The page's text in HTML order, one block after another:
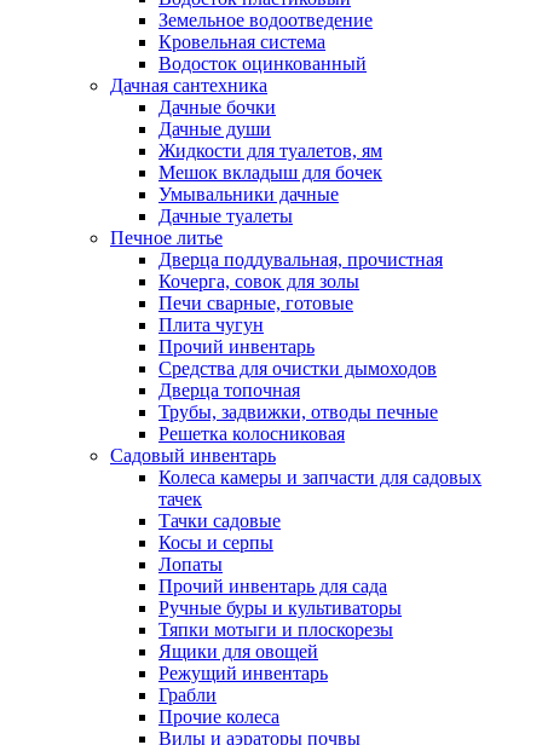
Земельное водоотведение
Кровельная система
Водосток оцинкованный
Дачная сантехника
Дачные бочки
Дачные души
Жидкости для туалетов, ям
Мешок вкладыш для бочек
Умывальники дачные
Дачные туалеты
Печное литье
Дверца поддувальная, прочистная
Кочерга, совок для золы
Печи сварные, готовые
Плита чугун
Прочий инвентарь
Средства для очистки дымоходов
Дверца топочная
Трубы, задвижки, отводы печные
Решетка колосниковая
Садовый инвентарь
Колеса камеры и запчасти для садовых
тачек
Тачки садовые
Косы и серпы
Лопаты
Прочий инвентарь для сада
Ручные буры и культиваторы
Тяпки мотыги и плоскорезы
Ящики для овощей
Режущий инвентарь
Грабли
Прочие колеса
Вилы и аэраторы почвы